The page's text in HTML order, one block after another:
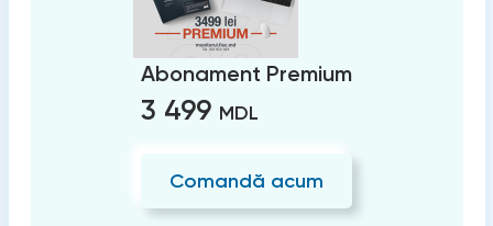
Abonament Premium
3 499 MDL
Comandă acum